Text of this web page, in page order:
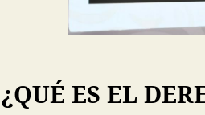
¿QUÉ ES EL